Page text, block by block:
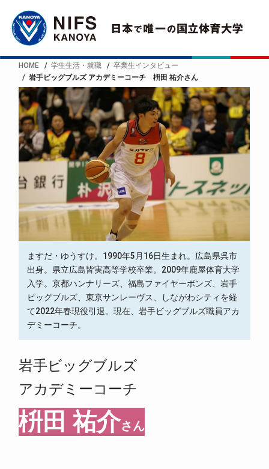
HOME 学生生活・就職
卒業生インタビュー
岩手ビッグブルズ アカデミーコーチ 枡田 祐介さん
岩手ビッグブルズ
アカデミーコーチ
枡田 祐介さん
ますだ・ゆうすけ。1990年5月16日生まれ。広島県呉市
出身。県立広島皆実高等学校卒業。2009年鹿屋体育大学
入学。京都ハンナリーズ、福島ファイヤーボンズ、岩手
ビッグブルズ、東京サンレーヴス、しながわシティを経
て2022年春現役引退。現在、岩手ビッグブルズ職員アカ
デミーコーチ。